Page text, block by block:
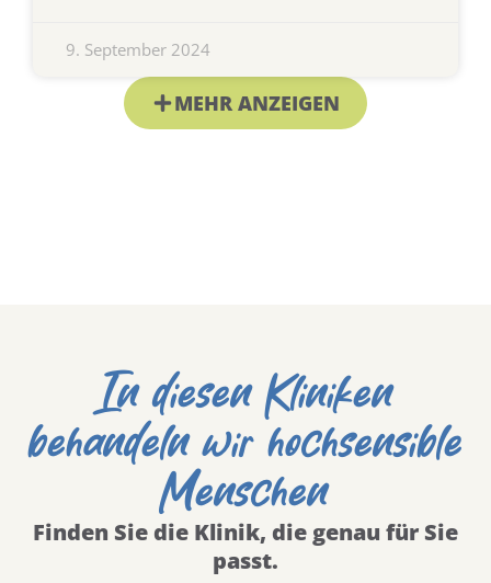
9. September 2024
MEHR ANZEIGEN
In diesen Kliniken
behandeln wir hochsensible
Menschen
Finden Sie die Klinik, die genau für Sie
passt.